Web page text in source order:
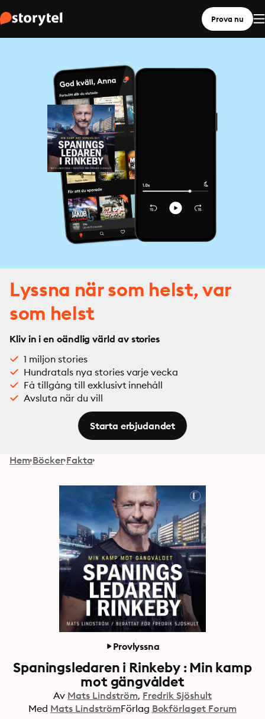
Prova nu
Lyssna när som helst, var
som helst
Kliv in i en oändlig värld av stories
1 miljon stories
Hundratals nya stories varje vecka
Få tillgång till exklusivt innehåll
Avsluta när du vill
Starta erbjudandet
Hem Böcker Fakta
Provlyssna
Spaningsledaren i Rinkeby : Min kamp
mot gängvåldet
Av Mats Lindström Fredrik Sjöshult
Med Mats LindströmFörlag Bokförlaget Forum